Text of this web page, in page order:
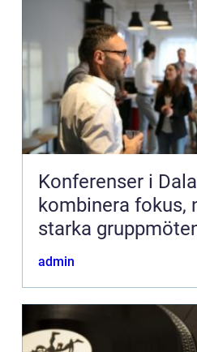
Konferenser i
kombinera fokus,
starka
admin